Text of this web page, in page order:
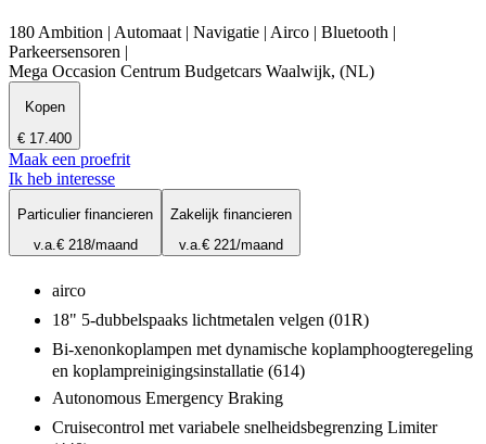
180 Ambition | Automaat | Navigatie | Airco | Bluetooth |
Parkeersensoren |
Mega Occasion Centrum Budgetcars Waalwijk, (NL)
Kopen
€ 17.400
Maak een proefrit
Ik heb interesse
Particulier financieren
v.a.€ 218/maand
Zakelijk financieren
v.a.€ 221/maand
airco
18" 5-dubbelspaaks lichtmetalen velgen (01R)
Bi-xenonkoplampen met dynamische koplamphoogteregeling
en koplampreinigingsinstallatie (614)
Autonomous Emergency Braking
Cruisecontrol met variabele snelheidsbegrenzing Limiter